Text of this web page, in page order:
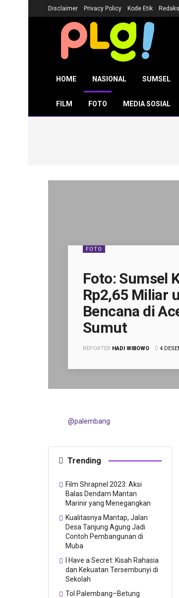
Disclaimer Privacy Policy Kode Etik
HOME NASIONAL SUMSEL
FILM FOTO MEDIA SOSIAL
FOTO
Foto: Sumsel
Rp2,65 Miliar
Bencana di
Sumut
REPORTER HADI WIBOWO 4
@palembang
Trending
Film Shrapnel 2023: Aksi
Balas Dendam Mantan
Marinir yang Menegangkan
Kualitasnya Mantap, Jalan
Desa Tanjung Agung Jadi
Contoh Pembangunan di
Muba
I Have a Secret: Kisah Rahasia
dan Kekuatan Tersembunyi di
Sekolah
Tol Palembang–Betung